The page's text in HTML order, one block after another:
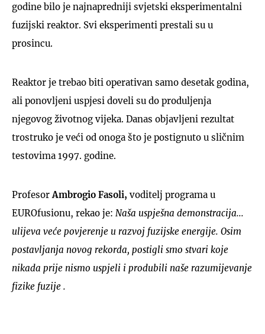
godine bilo je najnapredniji svjetski eksperimentalni
fuzijski reaktor. Svi eksperimenti prestali su u
prosincu.
Reaktor je trebao biti operativan samo desetak godina,
ali ponovljeni uspjesi doveli su do produljenja
njegovog životnog vijeka. Danas objavljeni rezultat
trostruko je veći od onoga što je postignuto u sličnim
testovima 1997. godine.
Profesor Ambrogio Fasoli, voditelj programa u
EUROfusionu, rekao je: Naša uspješna demonstracija...
ulijeva veće povjerenje u razvoj fuzijske energije. Osim
postavljanja novog rekorda, postigli smo stvari koje
nikada prije nismo uspjeli i produbili naše razumijevanje
fizike fuzije .